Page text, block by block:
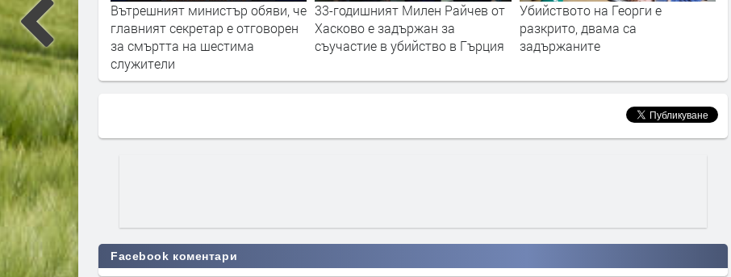
до двойна
Вътрешният министър обяви, че
главният секретар е отговорен
за смъртта на шестима
служители
33-годишният Милен Райчев от
Хасково е задържан за
съучастие в убийство в Гърция
Убийството на Георги е
разкрито, двама са
задържаните
Facebook коментари